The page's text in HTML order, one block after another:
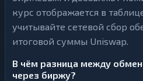
курс отображается в
учитывайте сетевой сбор
итоговой суммы Uniswap.
В чём разница между
через биржу?